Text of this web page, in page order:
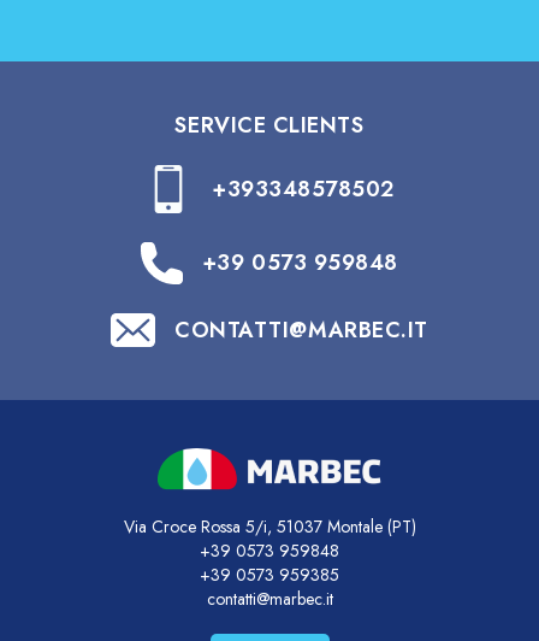
SERVICE CLIENTS
+393348578502
+39 0573 959848
CONTATTI@MARBEC.IT
Via Croce Rossa 5/i, 51037 Montale (PT)
+39 0573 959848
+39 0573 959385
contatti@marbec.it